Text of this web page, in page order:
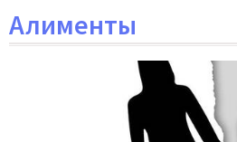
Алименты